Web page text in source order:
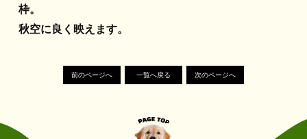
枠。
秋空に良く映えます。
前のページへ 一覧へ戻る 次のページへ